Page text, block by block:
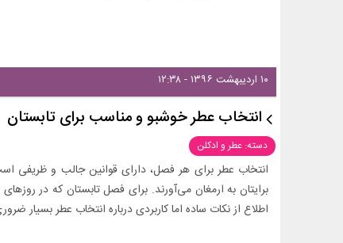
۱۰ اردیبهشت ۱۳۹۶ - ۱۲:۳۸
انتخاب عطر خوشبو و مناسب برای تابستان
دسته: عطر و ادکلن
انتخاب عطر برای هر فصل، دارای قوانین جالب و ظریفی
برایتان به ارمغان می‌آورند. برای فصل تابستان که در
اطلاع از نکات ساده اما کاربردی درباره انتخاب عطر بسیار